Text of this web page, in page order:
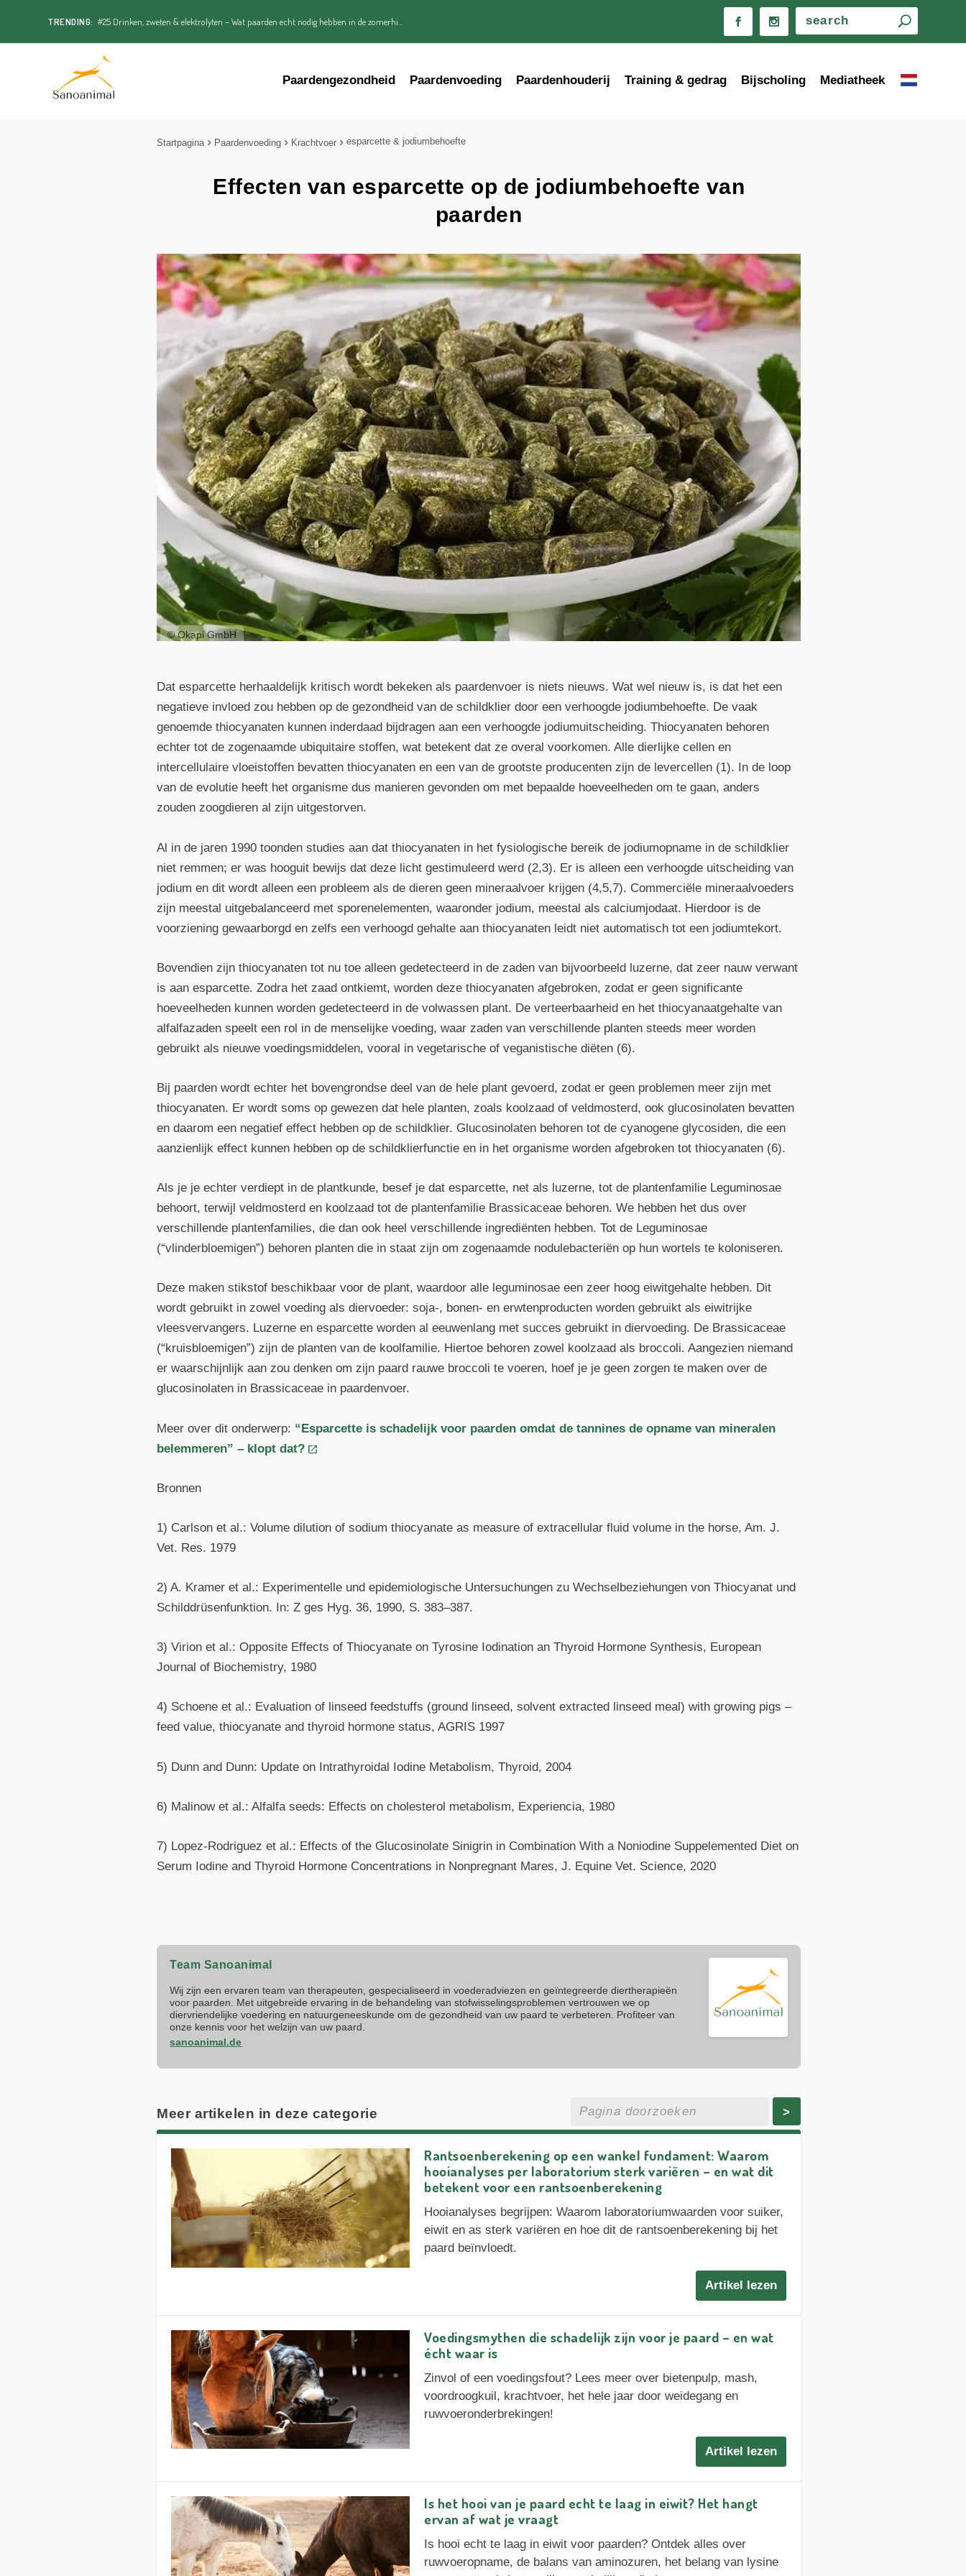
TRENDING: #25 Drinken, zweten & elektrolyten – Wat paarden echt nodig hebben in de zomerhi...
Paardengezondheid Paardenvoeding Paardenhouderij Training & gedrag Bijscholing Mediatheek
Startpagina Paardenvoeding Krachtvoer esparcette & jodiumbehoefte
Effecten van esparcette op de jodiumbehoefte van
paarden
© Okapi GmbH
Dat esparcette herhaaldelijk kritisch wordt bekeken als paardenvoer is niets nieuws. Wat wel nieuw is, is dat het een
negatieve invloed zou hebben op de gezondheid van de schildklier door een verhoogde jodiumbehoefte. De vaak
genoemde thiocyanaten kunnen inderdaad bijdragen aan een verhoogde jodiumuitscheiding. Thiocyanaten behoren
echter tot de zogenaamde ubiquitaire stoffen, wat betekent dat ze overal voorkomen. Alle dierlijke cellen en
intercellulaire vloeistoffen bevatten thiocyanaten en een van de grootste producenten zijn de levercellen (1). In de loop
van de evolutie heeft het organisme dus manieren gevonden om met bepaalde hoeveelheden om te gaan, anders
zouden zoogdieren al zijn uitgestorven.
Al in de jaren 1990 toonden studies aan dat thiocyanaten in het fysiologische bereik de jodiumopname in de schildklier
niet remmen; er was hooguit bewijs dat deze licht gestimuleerd werd (2,3). Er is alleen een verhoogde uitscheiding van
jodium en dit wordt alleen een probleem als de dieren geen mineraalvoer krijgen (4,5,7). Commerciële mineraalvoeders
zijn meestal uitgebalanceerd met sporenelementen, waaronder jodium, meestal als calciumjodaat. Hierdoor is de
voorziening gewaarborgd en zelfs een verhoogd gehalte aan thiocyanaten leidt niet automatisch tot een jodiumtekort.
Bovendien zijn thiocyanaten tot nu toe alleen gedetecteerd in de zaden van bijvoorbeeld luzerne, dat zeer nauw verwant
is aan esparcette. Zodra het zaad ontkiemt, worden deze thiocyanaten afgebroken, zodat er geen significante
hoeveelheden kunnen worden gedetecteerd in de volwassen plant. De verteerbaarheid en het thiocyanaatgehalte van
alfalfazaden speelt een rol in de menselijke voeding, waar zaden van verschillende planten steeds meer worden
gebruikt als nieuwe voedingsmiddelen, vooral in vegetarische of veganistische diëten (6).
Bij paarden wordt echter het bovengrondse deel van de hele plant gevoerd, zodat er geen problemen meer zijn met
thiocyanaten. Er wordt soms op gewezen dat hele planten, zoals koolzaad of veldmosterd, ook glucosinolaten bevatten
en daarom een negatief effect hebben op de schildklier. Glucosinolaten behoren tot de cyanogene glycosiden, die een
aanzienlijk effect kunnen hebben op de schildklierfunctie en in het organisme worden afgebroken tot thiocyanaten (6).
Als je je echter verdiept in de plantkunde, besef je dat esparcette, net als luzerne, tot de plantenfamilie Leguminosae
behoort, terwijl veldmosterd en koolzaad tot de plantenfamilie Brassicaceae behoren. We hebben het dus over
verschillende plantenfamilies, die dan ook heel verschillende ingrediënten hebben. Tot de Leguminosae
(“vlinderbloemigen”) behoren planten die in staat zijn om zogenaamde nodulebacteriën op hun wortels te koloniseren.
Deze maken stikstof beschikbaar voor de plant, waardoor alle leguminosae een zeer hoog eiwitgehalte hebben. Dit
wordt gebruikt in zowel voeding als diervoeder: soja-, bonen- en erwtenproducten worden gebruikt als eiwitrijke
vleesvervangers. Luzerne en esparcette worden al eeuwenlang met succes gebruikt in diervoeding. De Brassicaceae
(“kruisbloemigen”) zijn de planten van de koolfamilie. Hiertoe behoren zowel koolzaad als broccoli. Aangezien niemand
er waarschijnlijk aan zou denken om zijn paard rauwe broccoli te voeren, hoef je je geen zorgen te maken over de
glucosinolaten in Brassicaceae in paardenvoer.
Meer over dit onderwerp: “Esparcette is schadelijk voor paarden omdat de tannines de opname van mineralen
belemmeren” – klopt dat?
Bronnen
1) Carlson et al.: Volume dilution of sodium thiocyanate as measure of extracellular fluid volume in the horse, Am. J.
Vet. Res. 1979
2) A. Kramer et al.: Experimentelle und epidemiologische Untersuchungen zu Wechselbeziehungen von Thiocyanat und
Schilddrüsenfunktion. In: Z ges Hyg. 36, 1990, S. 383–387.
3) Virion et al.: Opposite Effects of Thiocyanate on Tyrosine Iodination an Thyroid Hormone Synthesis, European
Journal of Biochemistry, 1980
4) Schoene et al.: Evaluation of linseed feedstuffs (ground linseed, solvent extracted linseed meal) with growing pigs –
feed value, thiocyanate and thyroid hormone status, AGRIS 1997
5) Dunn and Dunn: Update on Intrathyroidal Iodine Metabolism, Thyroid, 2004
6) Malinow et al.: Alfalfa seeds: Effects on cholesterol metabolism, Experiencia, 1980
7) Lopez-Rodriguez et al.: Effects of the Glucosinolate Sinigrin in Combination With a Noniodine Suppelemented Diet on
Serum Iodine and Thyroid Hormone Concentrations in Nonpregnant Mares, J. Equine Vet. Science, 2020
Team Sanoanimal
Wij zijn een ervaren team van therapeuten, gespecialiseerd in voederadviezen en geïntegreerde diertherapieën
voor paarden. Met uitgebreide ervaring in de behandeling van stofwisselingsproblemen vertrouwen we op
diervriendelijke voedering en natuurgeneeskunde om de gezondheid van uw paard te verbeteren. Profiteer van
onze kennis voor het welzijn van uw paard.
sanoanimal.de
Meer artikelen in deze categorie >
Rantsoenberekening op een wankel fundament: Waarom
hooianalyses per laboratorium sterk variëren – en wat dit
betekent voor een rantsoenberekening
Hooianalyses begrijpen: Waarom laboratoriumwaarden voor suiker,
eiwit en as sterk variëren en hoe dit de rantsoenberekening bij het
paard beïnvloedt.
Artikel lezen
Voedingsmythen die schadelijk zijn voor je paard – en wat
écht waar is
Zinvol of een voedingsfout? Lees meer over bietenpulp, mash,
voordroogkuil, krachtvoer, het hele jaar door weidegang en
ruwvoeronderbrekingen!
Artikel lezen
Is het hooi van je paard echt te laag in eiwit? Het hangt
ervan af wat je vraagt
Is hooi echt te laag in eiwit voor paarden? Ontdek alles over
ruwvoeropname, de balans van aminozuren, het belang van lysine